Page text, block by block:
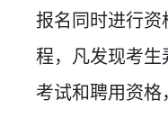
报名同时进行资
程，凡发现考生
考试和聘用资